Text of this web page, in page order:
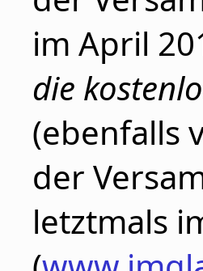
im April
die
(ebenfalls
der
letztmals